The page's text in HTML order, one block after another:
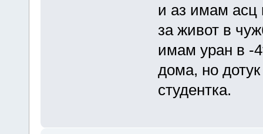
и аз имам асц
за живот в
имам уран в -
дома, но
студентка.